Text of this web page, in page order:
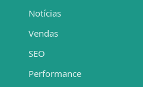
Notícias
Vendas
SEO
Performance